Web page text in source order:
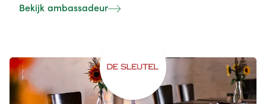
traktatie — met verse, lokale ingrediënten en veel liefde
wil, start bij ons aan wandel‑ of fietsroute én kan nadien
ontspannen op ons ruim terras met speelplek.
Bekijk ambassadeur